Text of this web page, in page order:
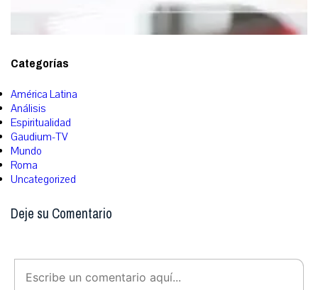
Categorías
América Latina
Análisis
Espiritualidad
Gaudium-TV
Mundo
Roma
Uncategorized
Deje su Comentario